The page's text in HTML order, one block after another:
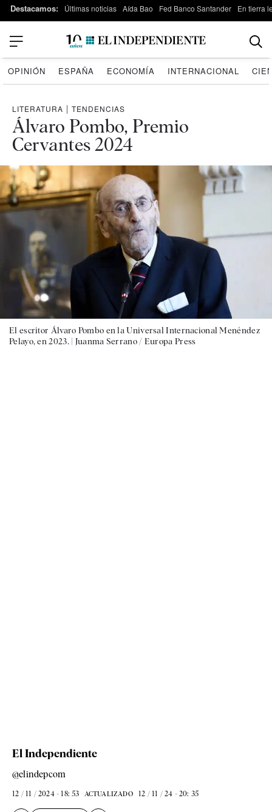
Destacamos: Últimas noticias Aída Bao Fed Banco Santander En tierra
OPINIÓN ESPAÑA ECONOMÍA INTERNACIONAL
LITERATURA | TENDENCIAS
Álvaro Pombo, Premio
Cervantes 2024
El escritor Álvaro Pombo en la Universal Internacional Menéndez
Pelayo, en 2023. | Juanma Serrano / Europa Press
El Independiente
@elindepcom
12 / 11 / 2024 - 18: 53 ACTUALIZADO 12 / 11 / 24 - 20: 35